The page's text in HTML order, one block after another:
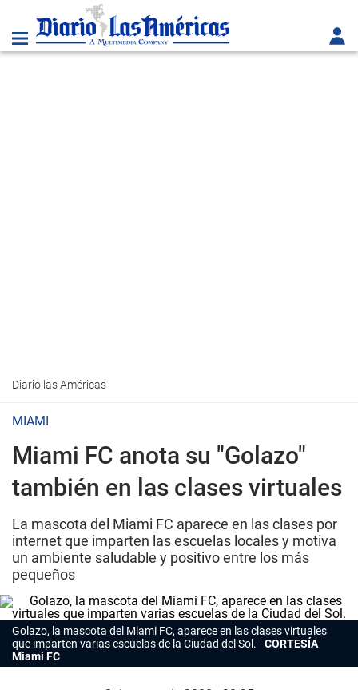
Diario las Américas
MIAMI
Miami FC anota su "Golazo"
también en las clases virtuales
La mascota del Miami FC aparece en las clases por
internet que imparten las escuelas locales y motiva
un ambiente saludable y positivo entre los más
pequeños
Golazo, la mascota del Miami FC, aparece en las clases virtuales
que imparten varias escuelas de la Ciudad del Sol.
CORTESÍA
Miami FC